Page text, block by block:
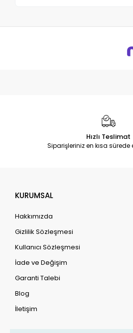
Hızlı Teslimat
Siparişleriniz en kısa sürede
KURUMSAL
Hakkımızda
Gizlilik Sözleşmesi
Kullanıcı Sözleşmesi
İade ve Değişim
Garanti Talebi
Blog
İletişim